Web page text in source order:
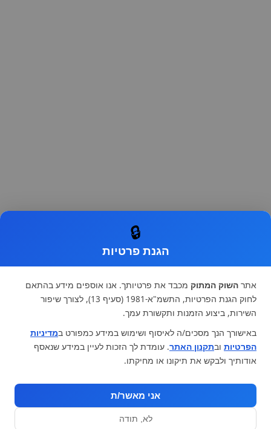
🔒
הגנת פרטיות
אתר השוק המתוק מכבד את פרטיותך. אנו אוספים מידע בהתאם
לחוק הגנת הפרטיות, התשמ"א-1981 (סעיף 13), לצורך שיפור
השירות, ביצוע הזמנות ותקשורת עמך.
באישורך הנך מסכים/ה לאיסוף ושימוש במידע כמפורט במדיניות
הפרטיות ובתקנון האתר. עומדת לך הזכות לעיין במידע שנאסף
אודותיך ולבקש את תיקונו או מחיקתו.
אני מאשר/ת
לא, תודה